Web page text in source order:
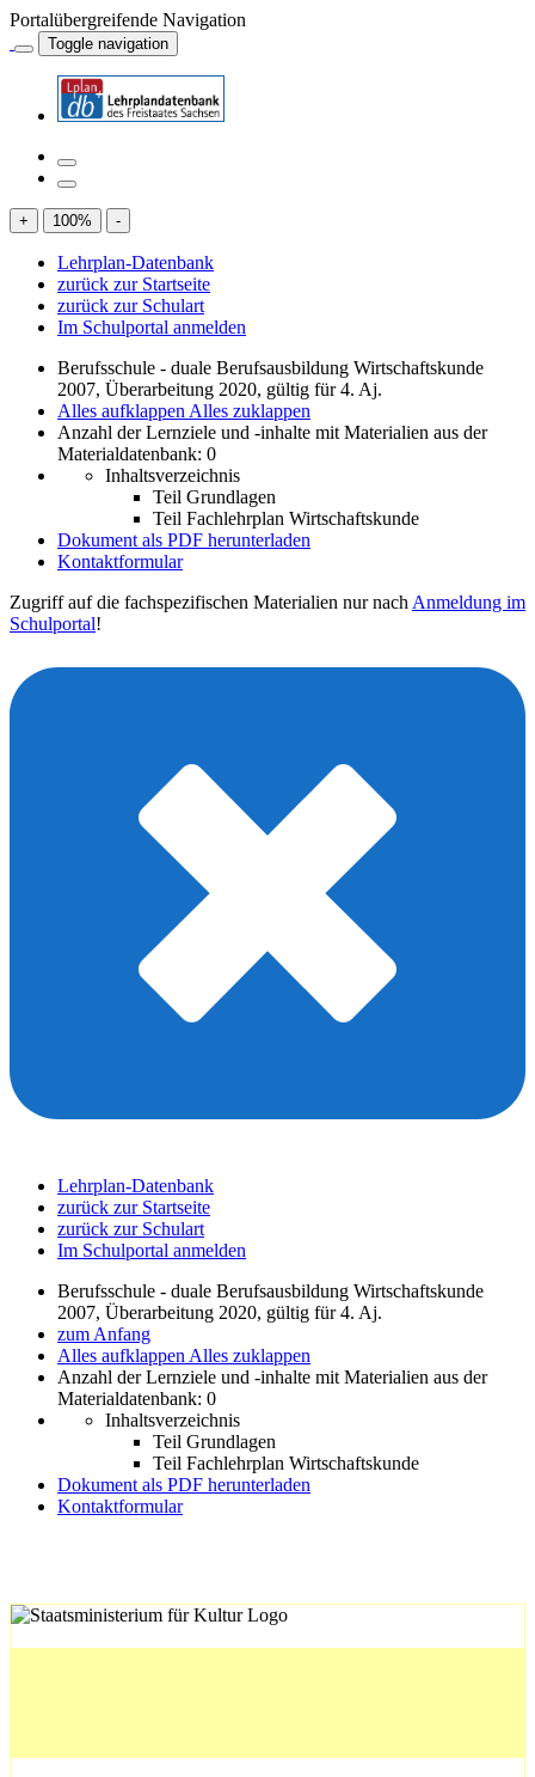
Portalübergreifende Navigation
Toggle navigation
+ 100% -
Lehrplan-Datenbank
zurück zur Startseite
zurück zur Schulart
Im Schulportal anmelden
Berufsschule - duale Berufsausbildung Wirtschaftskunde
2007, Überarbeitung 2020, gültig für 4. Aj.
Alles aufklappen Alles zuklappen
Anzahl der Lernziele und -inhalte mit Materialien aus der
Materialdatenbank: 0
Inhaltsverzeichnis
Teil Grundlagen
Teil Fachlehrplan Wirtschaftskunde
Dokument als PDF herunterladen
Kontaktformular
Zugriff auf die fachspezifischen Materialien nur nach Anmeldung im
Schulportal!
Lehrplan-Datenbank
zurück zur Startseite
zurück zur Schulart
Im Schulportal anmelden
Berufsschule - duale Berufsausbildung Wirtschaftskunde
2007, Überarbeitung 2020, gültig für 4. Aj.
zum Anfang
Alles aufklappen Alles zuklappen
Anzahl der Lernziele und -inhalte mit Materialien aus der
Materialdatenbank: 0
Inhaltsverzeichnis
Teil Grundlagen
Teil Fachlehrplan Wirtschaftskunde
Dokument als PDF herunterladen
Kontaktformular